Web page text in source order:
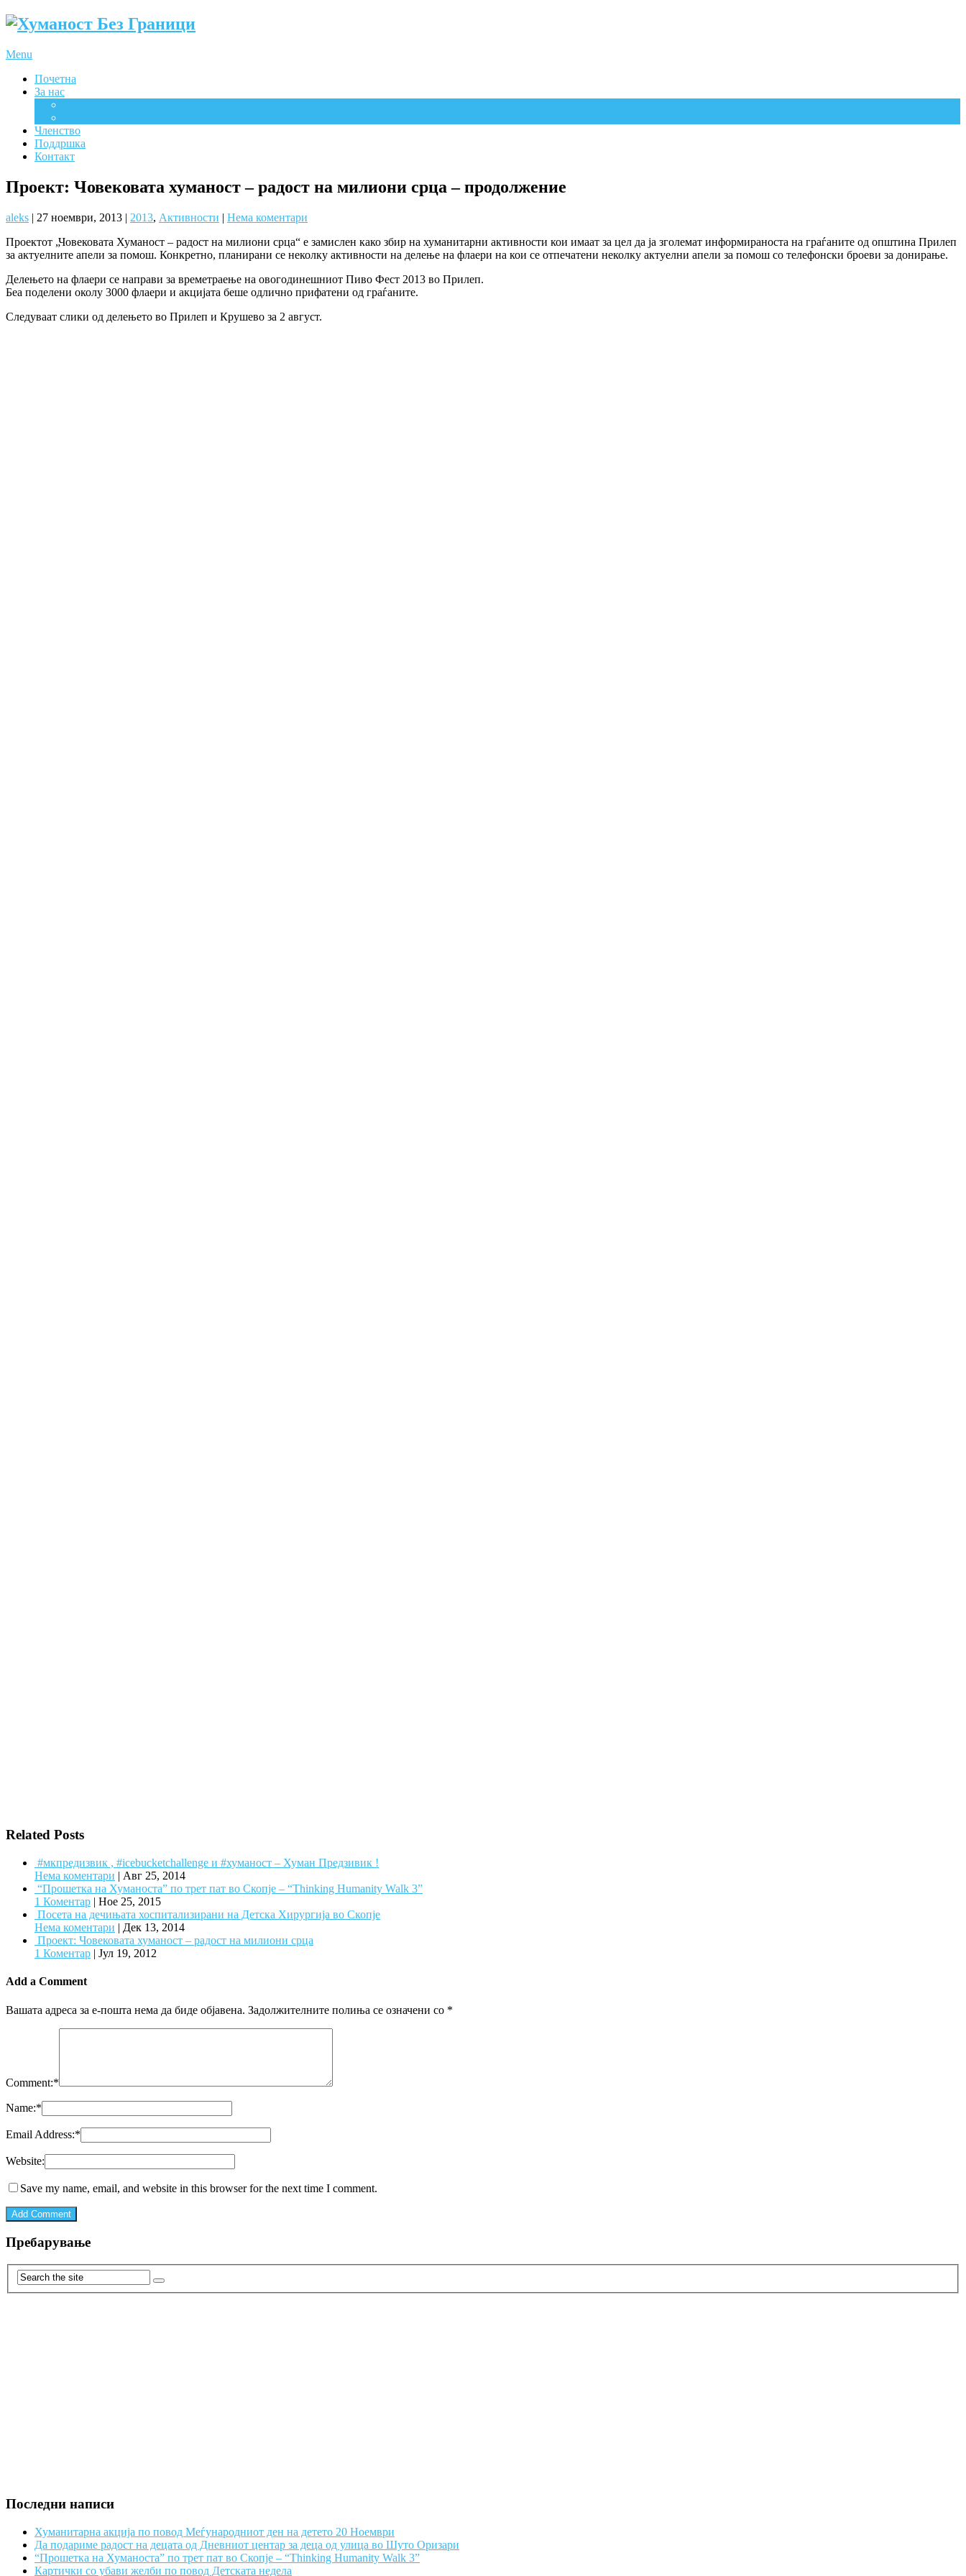
Menu
Почетна
За нас
Членство
Поддршка
Контакт
Проект: Човековата хуманост – радост на милиони срца – продолжение
aleks | 27 ноември, 2013 | 2013, Активности | Нема коментари
Проектот „Човековата Хуманост – радост на милиони срца“ е замислен како збир на хуманитарни активности кои имаат за цел да ја зголемат информираноста на граѓаните од општина Прилеп
за актуелните апели за помош. Конкретно, планирани се неколку активности на делење на флаери на кои се отпечатени неколку актуелни апели за помош со телефонски броеви за донирање.
Делењето на флаери се направи за времетраење на овогодинешниот Пиво Фест 2013 во Прилеп.
Беа поделени околу 3000 флаери и акцијата беше одлично прифатени од граѓаните.
Следуваат слики од делењето во Прилеп и Крушево за 2 август.
Related Posts
#‎мкпредизвик‬ , #icebucketchallenge и #хуманост – Хуман Предзивик !
Нема коментари | Авг 25, 2014
“Прошетка на Хуманоста” по трет пат во Скопје – “Thinking Humanity Walk 3”
1 Коментар | Ное 25, 2015
Посета на дечињата хоспитализирани на Детска Хирургија во Скопје
Нема коментари | Дек 13, 2014
Проект: Човековата хуманост – радост на милиони срца
1 Коментар | Јул 19, 2012
Add a Comment
Вашата адреса за е-пошта нема да биде објавена. Задолжителните полиња се означени со *
Comment:*
Name:*
Email Address:*
Website:
Save my name, email, and website in this browser for the next time I comment.
Пребарување
Последни написи
Хуманитарна акција по повод Меѓународниот ден на детето 20 Ноември
Да подариме радост на децата од Дневниот центар за деца од улица во Шуто Оризари
“Прошетка на Хуманоста” по трет пат во Скопје – “Thinking Humanity Walk 3”
Картички со убави желби по повод Детската недела